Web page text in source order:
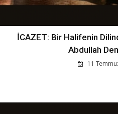
İCAZET: Bir Halifenin
Abdullah
11